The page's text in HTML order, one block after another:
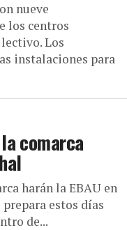
nueve
los centros
Los
instalaciones para
comarca
harán la EBAU en
estos días
de...